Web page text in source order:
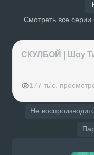
Смотреть все
177 тыс.
Не